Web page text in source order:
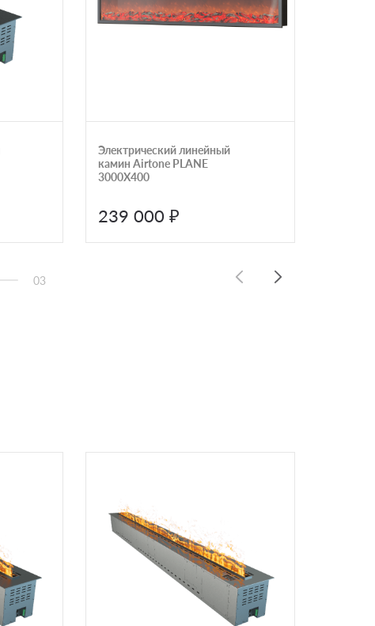
Электрический линейный
камин Airtone PLANE
3000X400
239 000 ₽
03